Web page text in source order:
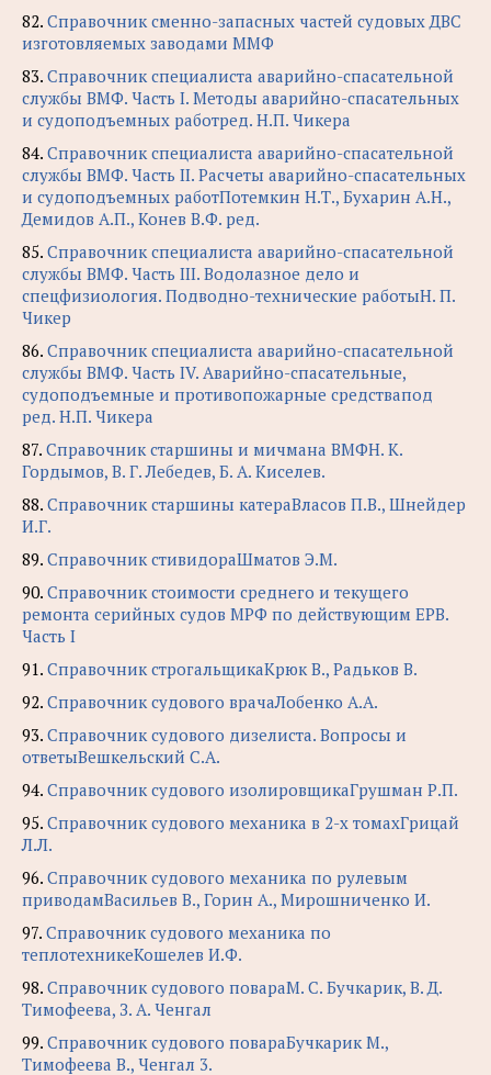
82. Справочник сменно-запасных частей судовых ДВС
изготовляемых заводами ММФ
83. Справочник специалиста аварийно-спасательной
службы ВМФ. Часть I. Методы аварийно-спасательных
и судоподъемных работред. Н.П. Чикера
84. Справочник специалиста аварийно-спасательной
службы ВМФ. Часть II. Расчеты аварийно-спасательных
и судоподъемных работПотемкин Н.Т., Бухарин А.Н.,
Демидов А.П., Конев В.Ф. ред.
85. Справочник специалиста аварийно-спасательной
службы ВМФ. Часть III. Водолазное дело и
спецфизиология. Подводно-технические работыН. П.
Чикер
86. Справочник специалиста аварийно-спасательной
службы ВМФ. Часть IV. Аварийно-спасательные,
судоподъемные и противопожарные средствапод
ред. Н.П. Чикера
87. Справочник старшины и мичмана ВМФН. К.
Гордымов, В. Г. Лебедев, Б. А. Киселев.
88. Справочник старшины катераВласов П.В., Шнейдер
И.Г.
89. Справочник стивидораШматов Э.М.
90. Справочник стоимости среднего и текущего
ремонта серийных судов МРФ по действующим ЕРВ.
Часть I
91. Справочник строгальщикаКрюк В., Радьков В.
92. Справочник судового врачаЛобенко А.А.
93. Справочник судового дизелиста. Вопросы и
ответыВешкельский С.А.
94. Справочник судового изолировщикаГрушман Р.П.
95. Справочник судового механика в 2-х томахГрицай
Л.Л.
96. Справочник судового механика по рулевым
приводамВасильев В., Горин А., Мирошниченко И.
97. Справочник судового механика по
теплотехникеКошелев И.Ф.
98. Справочник судового повараМ. С. Бучкарик, В. Д.
Тимофеева, З. А. Ченгал
99. Справочник судового повараБучкарик М.,
Тимофеева В., Ченгал 3.